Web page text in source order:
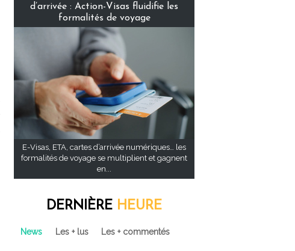
d’arrivée : Action-Visas fluidifie les
formalités de voyage
E-Visas, ETA, cartes d’arrivée numériques… les
formalités de voyage se multiplient et gagnent
en...
DERNIÈRE HEURE
News Les + lus Les + commentés